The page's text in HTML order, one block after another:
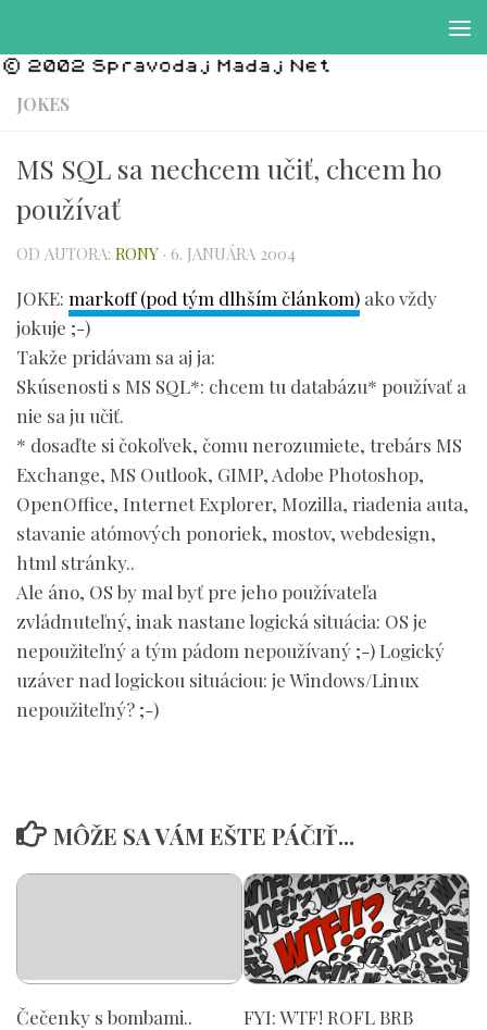
JOKES
MS SQL sa nechcem učiť, chcem ho
používať
OD AUTORA: RONY · 6. JANUÁRA 2004
JOKE: markoff (pod tým dlhším článkom) ako vždy
jokuje ;-)
Takže pridávam sa aj ja:
Skúsenosti s MS SQL*: chcem tu databázu* používať a
nie sa ju učiť.
* dosaďte si čokoľvek, čomu nerozumiete, trebárs MS
Exchange, MS Outlook, GIMP, Adobe Photoshop,
OpenOffice, Internet Explorer, Mozilla, riadenia auta,
stavanie atómových ponoriek, mostov, webdesign,
html stránky..
Ale áno, OS by mal byť pre jeho používateľa
zvládnuteľný, inak nastane logická situácia: OS je
nepoužiteľný a tým pádom nepoužívaný ;-) Logický
uzáver nad logickou situáciou: je Windows/Linux
nepoužiteľný? ;-)
MÔŽE SA VÁM EŠTE PÁČIŤ...
Čečenky s bombami..
FYI: WTF! ROFL BRB